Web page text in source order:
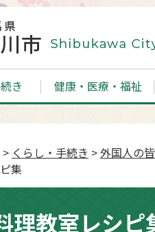
き 健康・医療・福祉
> くらし・手続き >外国人の
集
理教室レシピ